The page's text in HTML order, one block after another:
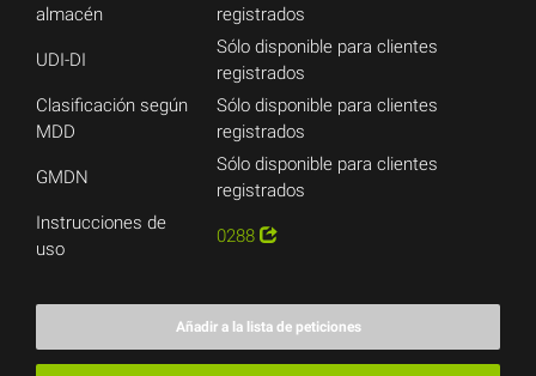
almacén
registrados
UDI-DI
Sólo disponible para clientes
registrados
Clasificación según
MDD
Sólo disponible para clientes
registrados
GMDN
Sólo disponible para clientes
registrados
Instrucciones de
uso
0288
Añadir a la lista de peticiones